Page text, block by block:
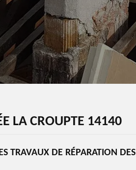
LA CROUPTE 14140
TRAVAUX DE RÉPARATION DES